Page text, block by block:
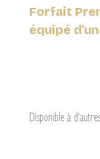
Forfait
équipé
Disponible à